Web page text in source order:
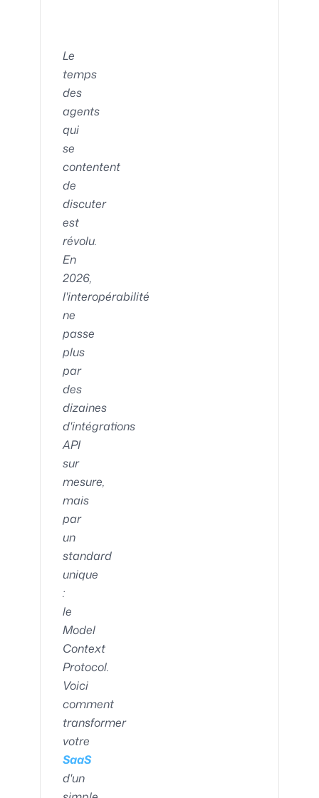
Le
temps
des
agents
qui
se
contentent
de
discuter
est
révolu.
En
2026,
l'interopérabilité
ne
passe
plus
par
des
dizaines
d'intégrations
API
sur
mesure,
mais
par
un
standard
unique
:
le
Model
Context
Protocol.
Voici
comment
transformer
votre
SaaS
d'un